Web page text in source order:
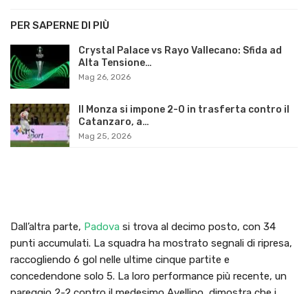
PER SAPERNE DI PIÙ
Crystal Palace vs Rayo Vallecano: Sfida ad
Alta Tensione…
Mag 26, 2026
Il Monza si impone 2-0 in trasferta contro il
Catanzaro, a…
Mag 25, 2026
Dall’altra parte, Padova si trova al decimo posto, con 34
punti accumulati. La squadra ha mostrato segnali di ripresa,
raccogliendo 6 gol nelle ultime cinque partite e
concedendone solo 5. La loro performance più recente, un